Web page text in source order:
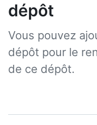
dépôt
Vous pouvez
dépôt pour le
de ce dépôt.